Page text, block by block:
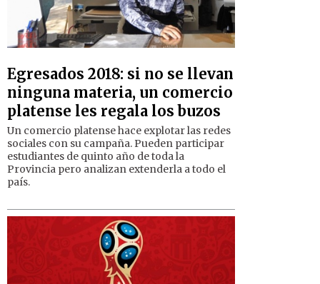
Egresados 2018: si no se llevan
ninguna materia, un comercio
platense les regala los buzos
Un comercio platense hace explotar las redes
sociales con su campaña. Pueden participar
estudiantes de quinto año de toda la
Provincia pero analizan extenderla a todo el
país.